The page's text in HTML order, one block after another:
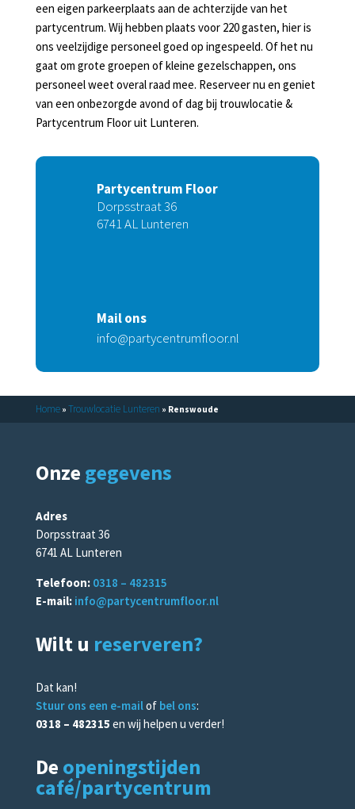
Over
Slijterij
Lunteren
Agenda
een eigen parkeerplaats aan de achterzijde van het
partycentrum. Wij hebben plaats voor 220 gasten, hier is
ons veelzijdige personeel goed op ingespeeld. Of het nu
gaat om grote groepen of kleine gezelschappen, ons
personeel weet overal raad mee. Reserveer nu en geniet
van een onbezorgde avond of dag bij trouwlocatie &
Partycentrum Floor uit Lunteren.
Partycentrum Floor
Dorpsstraat 36
6741 AL Lunteren
Mail ons
info@partycentrumfloor.nl
Home» Trouwlocatie Lunteren » Renswoude
Onze gegevens
Adres
Dorpsstraat 36
6741 AL Lunteren
Telefoon: 0318 – 482315
E-mail: info@partycentrumfloor.nl
Wilt u reserveren?
Dat kan!
Stuur ons een e-mailof bel ons:
0318 – 482315 en wij helpen u verder!
De openingstijden
café/partycentrum